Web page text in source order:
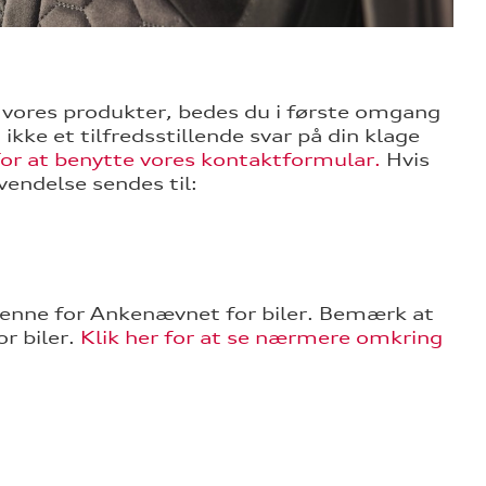
produkter, bedes du i første omgang
et tilfredsstillende svar på din klage
at benytte vores kontaktformular. Hvis
sendes til:
for Ankenævnet for biler. Bemærk at
biler. Klik her for at se nærmere omkring